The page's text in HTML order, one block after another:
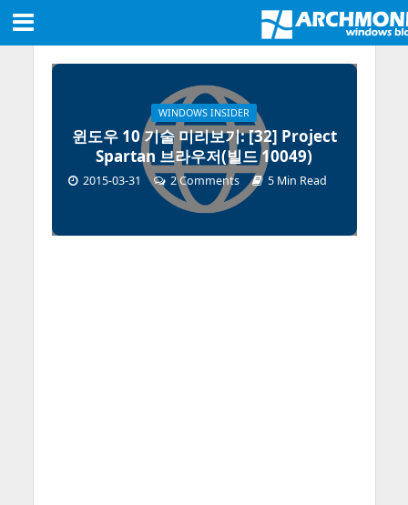
WINDOWS INSIDER
윈도우 10 기술 미리보기: [32] Project
Spartan 브라우저(빌드 10049)
2015-03-31 2 Comments 5 Min Read